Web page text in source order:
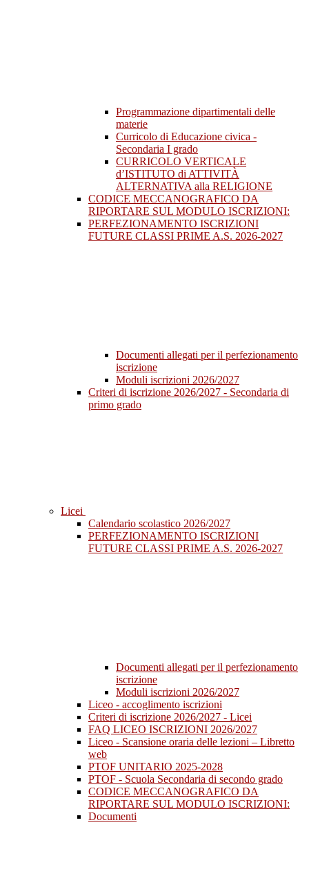
Programmazione dipartimentali delle
materie
Curricolo di Educazione civica -
Secondaria I grado
CURRICOLO VERTICALE
d’ISTITUTO di ATTIVITÀ
ALTERNATIVA alla RELIGIONE
CODICE MECCANOGRAFICO DA
RIPORTARE SUL MODULO ISCRIZIONI:
PERFEZIONAMENTO ISCRIZIONI
FUTURE CLASSI PRIME A.S. 2026-2027
Documenti allegati per il perfezionamento
iscrizione
Moduli iscrizioni 2026/2027
Criteri di iscrizione 2026/2027 - Secondaria di
primo grado
Licei
Calendario scolastico 2026/2027
PERFEZIONAMENTO ISCRIZIONI
FUTURE CLASSI PRIME A.S. 2026-2027
Documenti allegati per il perfezionamento
iscrizione
Moduli iscrizioni 2026/2027
Liceo - accoglimento iscrizioni
Criteri di iscrizione 2026/2027 - Licei
FAQ LICEO ISCRIZIONI 2026/2027
Liceo - Scansione oraria delle lezioni – Libretto
web
PTOF UNITARIO 2025-2028
PTOF - Scuola Secondaria di secondo grado
CODICE MECCANOGRAFICO DA
RIPORTARE SUL MODULO ISCRIZIONI:
Documenti